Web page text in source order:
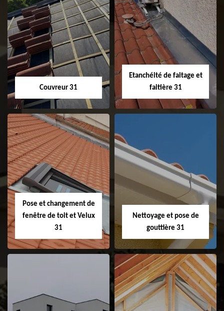
Couvreur 31
Couvreur 31
Etanchéité de faitage et
faitière 31
Etanchéité de
faitage et faitière
31
Pose et changement de
fenêtre de toit et Velux
31
Pose et
Nettoyage et pose de
gouttière 31
Nettoyage et pose